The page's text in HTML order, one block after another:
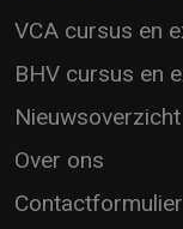
VCA cursus en
BHV cursus en
Nieuwsoverzicht
Over ons
Contactformulier